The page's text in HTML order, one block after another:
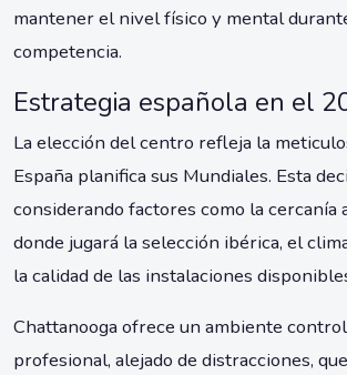
mantener el nivel físico y mental
competencia.
Estrategia española en el
La elección del centro refleja la
España planifica sus Mundiales. Esta
considerando factores como la cercanía
donde jugará la selección ibérica, el
la calidad de las instalaciones
Chattanooga ofrece un ambiente
profesional, alejado de distracciones,